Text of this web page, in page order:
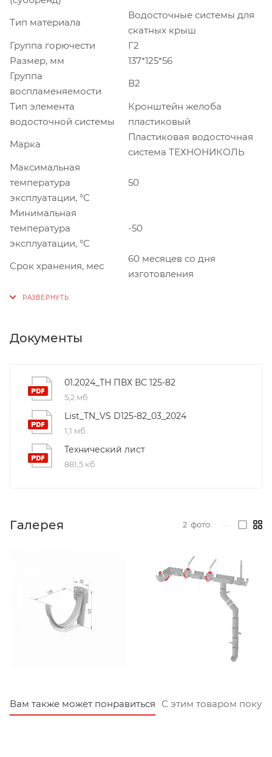
Тип материала
Водосточные системы для
скатных крыш
Группа горючести
Г2
Размер, мм
137*125*56
Группа
воспламеняемости
В2
Тип элемента
водосточной системы
Кронштейн желоба
пластиковый
Марка
Пластиковая водосточная
система ТЕХНОНИКОЛЬ
Максимальная
температура
эксплуатации, °С
50
Минимальная
температура
эксплуатации, °С
-50
Срок хранения, мес
60 месяцев со дня
изготовления
Документы
01.2024_ТН ПВХ ВС 125-82
5,2 мб
List_TN_VS D125-82_03_2024
1,1 мб
Технический лист
881,5 кб
Галерея 2 фото
Вам также может понравиться С этим товаром